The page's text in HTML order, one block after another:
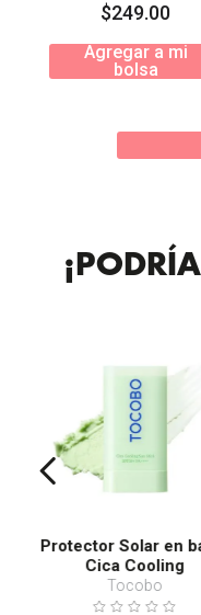
$249.00
Agregar a mi
bolsa
Protector Solar en
Cica Cooling
Tocobo